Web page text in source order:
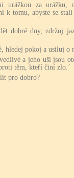
urážkou za urážku,
k tomu, abyste se
dobré dny, zdržuj
hledej pokoj a usiluj o
a jeho uši jsou
těm, kteří činí zlo.´
pro dobro?